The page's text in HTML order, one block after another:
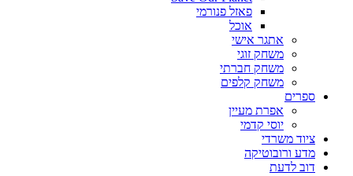
פאזל פנורמי
אוכל
אתגר אישי
משחק זוגי
משחק חברתי
משחק קלפים
ספרים
אפרת מעיין
יוסי קדמי
ציוד משרדי
מדע ורובוטיקה
דוב לדעת